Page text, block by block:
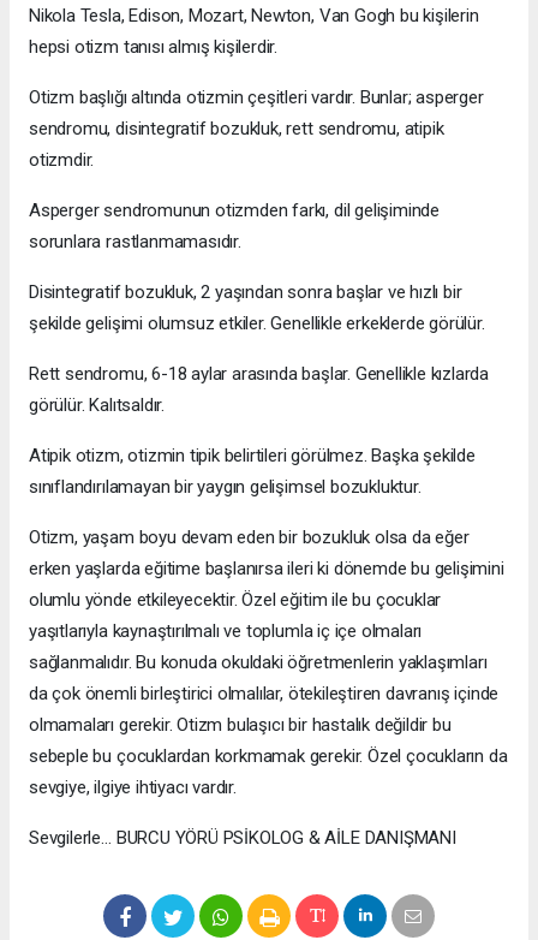
Nikola Tesla, Edison, Mozart, Newton, Van Gogh bu kişilerin
hepsi otizm tanısı almış kişilerdir.
Otizm başlığı altında otizmin çeşitleri vardır. Bunlar; asperger
sendromu, disintegratif bozukluk, rett sendromu, atipik
otizmdir.
Asperger sendromunun otizmden farkı, dil gelişiminde
sorunlara rastlanmamasıdır.
Disintegratif bozukluk, 2 yaşından sonra başlar ve hızlı bir
şekilde gelişimi olumsuz etkiler. Genellikle erkeklerde görülür.
Rett sendromu, 6-18 aylar arasında başlar. Genellikle kızlarda
görülür. Kalıtsaldır.
Atipik otizm, otizmin tipik belirtileri görülmez. Başka şekilde
sınıflandırılamayan bir yaygın gelişimsel bozukluktur.
Otizm, yaşam boyu devam eden bir bozukluk olsa da eğer
erken yaşlarda eğitime başlanırsa ileri ki dönemde bu gelişimini
olumlu yönde etkileyecektir. Özel eğitim ile bu çocuklar
yaşıtlarıyla kaynaştırılmalı ve toplumla iç içe olmaları
sağlanmalıdır. Bu konuda okuldaki öğretmenlerin yaklaşımları
da çok önemli birleştirici olmalılar, ötekileştiren davranış içinde
olmamaları gerekir. Otizm bulaşıcı bir hastalık değildir bu
sebeple bu çocuklardan korkmamak gerekir. Özel çocukların da
sevgiye, ilgiye ihtiyacı vardır.
Sevgilerle… BURCU YÖRÜ PSİKOLOG & AİLE DANIŞMANI